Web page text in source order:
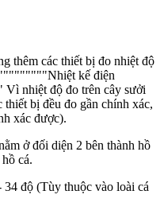
thêm các thiết bị đo nhiệt độ
kế điện
độ đo trên cây sưởi
bị đều đo gần chính xác,
xác được).
ở đối diện 2 bên thành hồ
cá.
độ (Tùy thuộc vào loài cá